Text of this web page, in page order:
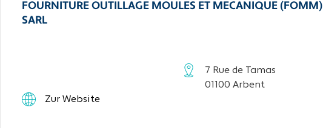
FOURNITURE OUTILLAGE MOULES ET MECANIQUE (FOMM)
SARL
7 Rue de Tamas
01100 Arbent
Zur Website